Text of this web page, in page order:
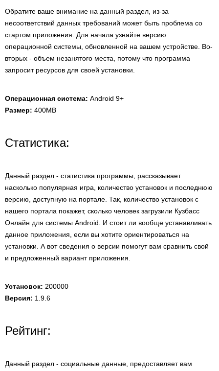
Обратите ваше внимание на данный раздел, из-за
несоответствий данных требований может быть проблема со
стартом приложения. Для начала узнайте версию
операционной системы, обновленной на вашем устройстве. Во-
вторых - объем незанятого места, потому что программа
запросит ресурсов для своей установки.
Операционная система: Android 9+
Размер: 400MB
Статистика:
Данный раздел - статистика программы, рассказывает
насколько популярная игра, количество установок и последнюю
версию, доступную на портале. Так, количество установок с
нашего портала покажет, сколько человек загрузили Кузбасс
Онлайн для системы Android. И стоит ли вообще устанавливать
данное приложения, если вы хотите ориентироваться на
установки. А вот сведения о версии помогут вам сравнить свой
и предложенный вариант приложения.
Установок: 200000
Версия: 1.9.6
Рейтинг:
Данный раздел - социальные данные, предоставляет вам